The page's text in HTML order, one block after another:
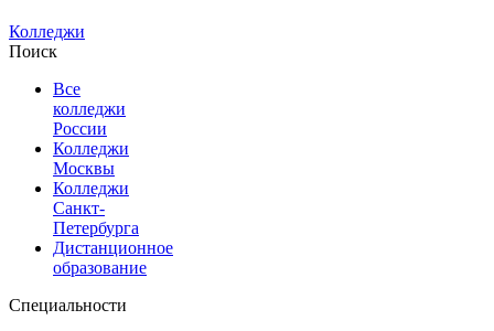
Колледжи
Поиск
Все
колледжи
России
Колледжи
Москвы
Колледжи
Санкт-
Петербурга
Дистанционное
образование
Специальности